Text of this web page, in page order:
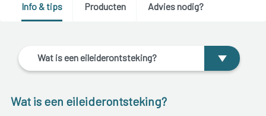
Info & tips Producten Advies nodig?
Wat is een eileiderontsteking?
Wat is een eileiderontsteking?